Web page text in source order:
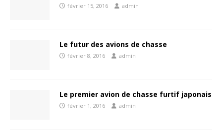
février 15, 2016 admin
Le futur des avions de chasse
février 8, 2016 admin
Le premier avion de chasse furtif japonais
février 1, 2016 admin